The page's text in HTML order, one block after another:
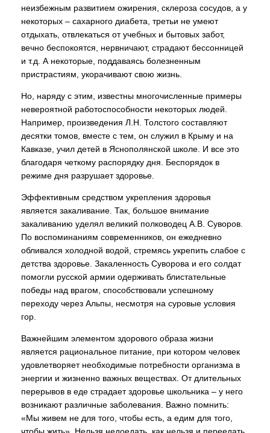
неизбежным развитием ожирения, склероза сосудов, а у
некоторых – сахарного диабета, третьи не умеют
отдыхать, отвлекаться от учебных и бытовых забот,
вечно беспокоятся, нервничают, страдают бессонницей
и т.д. А некоторые, поддаваясь болезненным
пристрастиям, укорачивают свою жизнь.
Но, наряду с этим, известны многочисленные примеры
невероятной работоспособности некоторых людей.
Например, произведения Л.Н. Толстого составляют
десятки томов, вместе с тем, он служил в Крыму и на
Кавказе, учил детей в Яснополянской школе. И все это
благодаря четкому распорядку дня. Беспорядок в
режиме дня разрушает здоровье.
Эффективным средством укрепления здоровья
является закаливание. Так, большое внимание
закаливанию уделял великий полководец А.В. Суворов.
По воспоминаниям современников, он ежедневно
обливался холодной водой, стремясь укрепить слабое с
детства здоровье. Закаленность Суворова и его солдат
помогли русской армии одерживать блистательные
победы над врагом, способствовали успешному
переходу через Альпы, несмотря на суровые условия
гор.
Важнейшим элементом здорового образа жизни
является рациональное питание, при котором человек
удовлетворяет необходимые потребности организма в
энергии и жизненно важных веществах. От длительных
перерывов в еде страдает здоровье школьника – у него
возникают различные заболевания. Важно помнить:
«Мы живем не для того, чтобы есть, а едим для того,